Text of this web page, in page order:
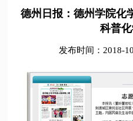
德州日报：德州学院化
科普
发布时间：2018-